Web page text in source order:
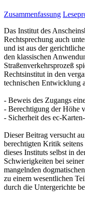
Zusammenfassung
Das Institut des
Rechtsprechung auch
und ist aus der
den klassischen
Straßenverkehrsprozeß
Rechtsinstitut in den
technischen Entwicklung
- Beweis des Zugangs
- Berechtigung der Höhe
- Sicherheit des ec-
Dieser Beitrag versucht
berechtigten Kritik
dieses Instituts selbst in
Schwierigkeiten bei
mangelnden
zu einem wesentlichen
durch die Untergerichte